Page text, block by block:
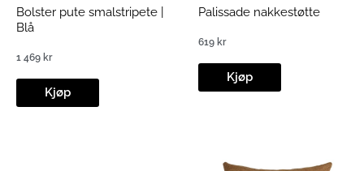
Bolster pute smalstripete |
Blå
1 469 kr
Kjøp
Palissade nakkestøtte
619 kr
Kjøp